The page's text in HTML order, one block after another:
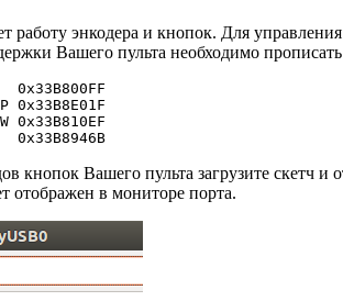
работу энкодера и кнопок. Для
Вашего пульта необходимо
0x33B800FF
0x33B8E01F
0x33B810EF
кнопок Вашего пульта загрузите скетч
отображен в мониторе порта.